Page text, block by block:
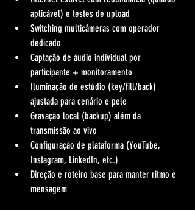
aplicável) e testes de upload
Switching multicâmeras com operador
dedicado
Captação de áudio individual por
participante + monitoramento
Iluminação de estúdio (key/fill/back)
ajustada para cenário e pele
Gravação local (backup) além da
transmissão ao vivo
Configuração de plataforma (YouTube,
Instagram, LinkedIn, etc.)
Direção e roteiro base para manter ritmo e
mensagem